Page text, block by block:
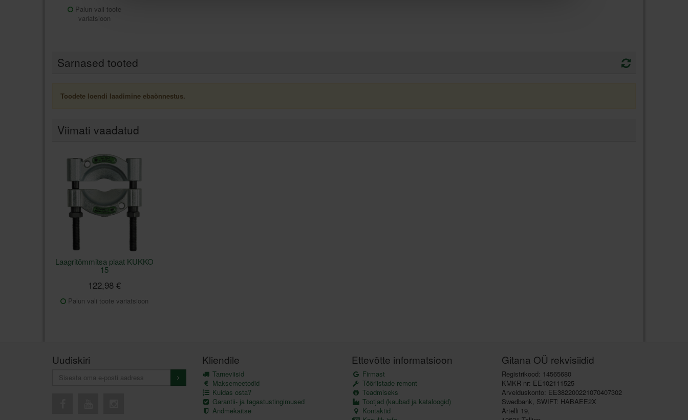
Palun vali toote
variatsioon
Sarnased tooted
Toodete loendi laadimine ebaõnnestus.
Viimati vaadatud
Laagritõmmitsa plaat KUKKO
15
122,98 €
Palun vali toote variatsioon
Uudiskiri Kliendile
Tarneviisid
Maksemeetodid
Kuidas osta?
Garantii- ja tagastustingimused
Andmekaitse
Ettevõtte informatsioon
Firmast
Tööriistade remont
Teadmiseks
Tootjad (kaubad ja kataloogid)
Kontaktid
Gitana OÜ rekvisiidid
Registrikood: 14565680
KMKR nr: EE102111525
Arvelduskonto: EE382200221070407302
Swedbank, SWIFT: HABAEE2X
Artelli 19,